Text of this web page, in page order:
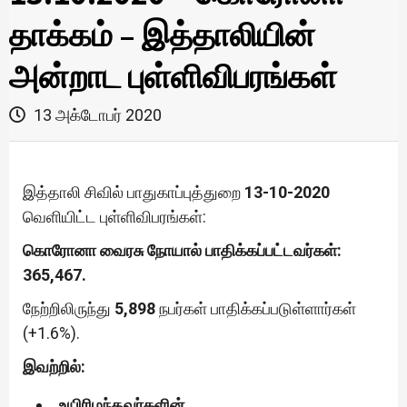
தாக்கம் – இத்தாலியின்
அன்றாட புள்ளிவிபரங்கள்
13 அக்டோபர் 2020
இத்தாலி சிவில் பாதுகாப்புத்துறை 13-10-2020
வெளியிட்ட புள்ளிவிபரங்கள்:
கொரோனா வைரசு நோயால் பாதிக்கப்பட்டவர்கள்:
365,467.
நேற்றிலிருந்து 5,898நபர்கள் பாதிக்கப்படுள்ளார்கள்
(+1.6%).
இவற்றில்: